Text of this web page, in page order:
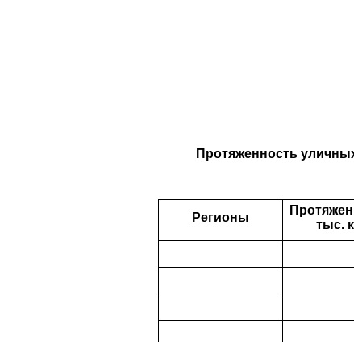
Протяженность
Регионы
тыс.